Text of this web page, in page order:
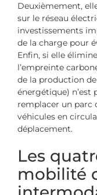
Deuxièmement,
sur le réseau
investissements
de la charge pour
Enfin, si elle
l’empreinte
de la production
énergétique) n’est
remplacer un parc
véhicules en
déplacement.
Les
mobilité